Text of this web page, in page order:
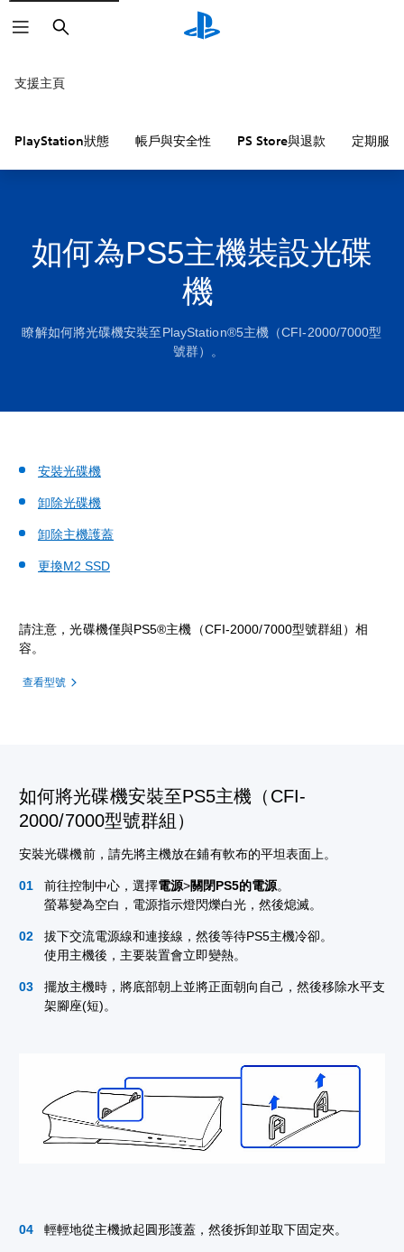
搜
尋
支援主頁
PlayStation狀態 帳戶與安全性 PS Store與退款 定期服務
如何為PS5主機裝設光碟
機
瞭解如何將光碟機安裝至PlayStation®5主機（CFI-2000/7000型
號群）。
安裝光碟機
卸除光碟機
卸除主機護蓋
更換M2 SSD
請注意，光碟機僅與PS5®主機（CFI-2000/7000型號群組）相
容。
查看型號
如何將光碟機安裝至PS5主機（CFI-
2000/7000型號群組）
安裝光碟機前，請先將主機放在鋪有軟布的平坦表面上。
前往控制中心，選擇電源>關閉PS5的電源。
螢幕變為空白，電源指示燈閃爍白光，然後熄滅。
拔下交流電源線和連接線，然後等待PS5主機冷卻。
使用主機後，主要裝置會立即變熱。
擺放主機時，將底部朝上並將正面朝向自己，然後移除水平支
架腳座(短)。
輕輕地從主機掀起圓形護蓋，然後拆卸並取下固定夾。